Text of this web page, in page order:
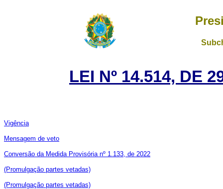
LEI Nº 14.514, DE
Vigência
Mensagem de veto
Conversão da Medida Provisória nº 1.133, de 2022
(Promulgação partes vetadas)
(Promulgação partes vetadas)